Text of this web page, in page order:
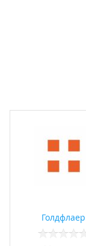
Голдфлаер